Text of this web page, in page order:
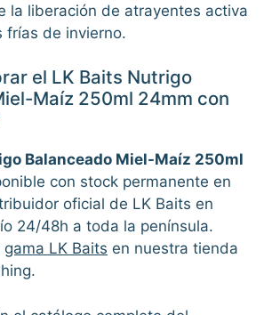
la liberación de atrayentes activa
frías de invierno.
el LK Baits Nutrigo
Maíz 250ml 24mm con
Balanceado Miel-Maíz 250ml
con stock permanente en
oficial de LK Baits en
24/48h a toda la península.
gama LK Baits en nuestra tienda